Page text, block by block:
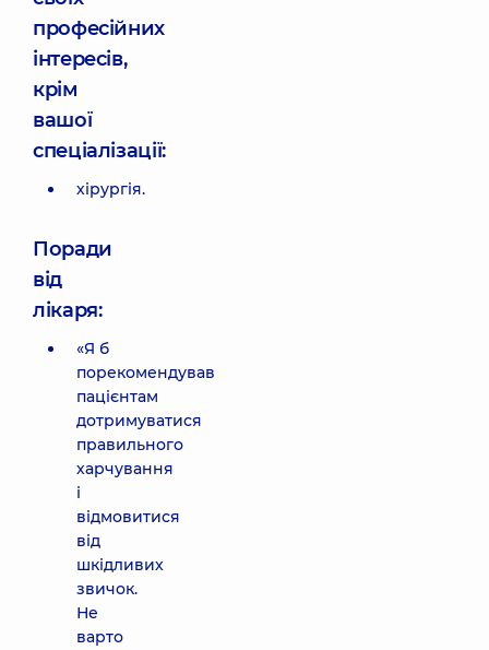
професійних
інтересів,
крім
вашої
спеціалізації:
хірургія.
Поради
від
лікаря:
«Я б
порекомендував
пацієнтам
дотримуватися
правильного
харчування
і
відмовитися
від
шкідливих
звичок.
Не
варто